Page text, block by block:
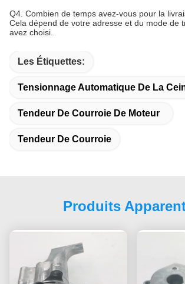
Q4. Combien de temps avez-vous pour la
Cela dépend de votre adresse et du mode de
avez choisi.
Les Étiquettes:
Tensionnage Automatique De La
Tendeur De Courroie De Moteur
Tendeur De Courroie
Produits